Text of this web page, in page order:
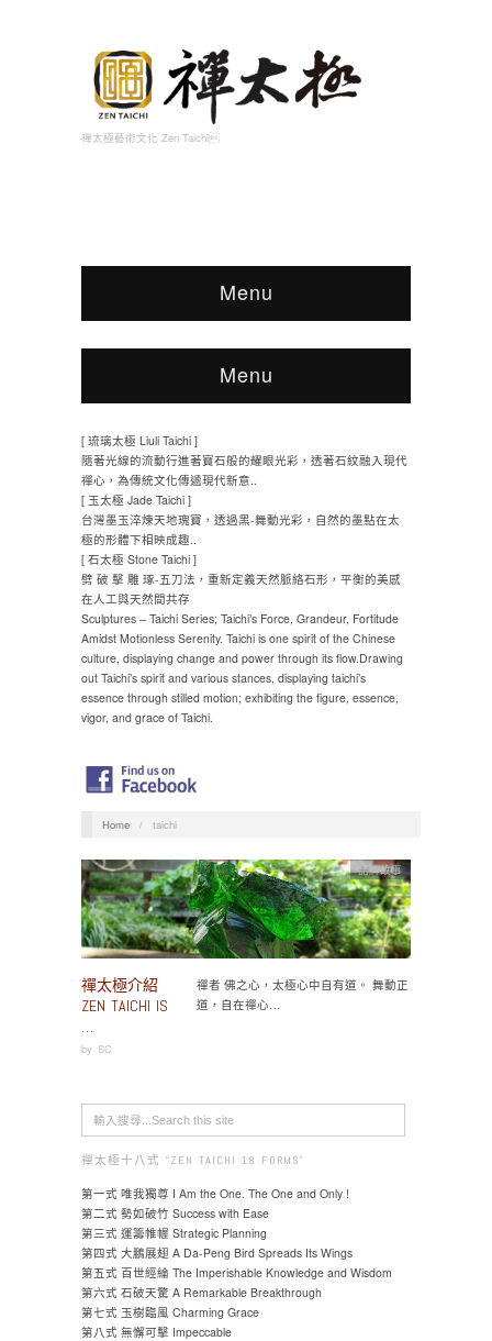
禪太極藝術文化 Zen Taichi
Menu
Menu
[ 琉璃太極 Liuli Taichi ]
隨著光線的流動行進著寶石般的耀眼光彩，透著石紋融入現代
禪心，為傳統文化傳遞現代新意..
[ 玉太極 Jade Taichi ]
台灣墨玉淬煉天地瑰寶，透過黑-舞動光彩，自然的墨點在太
極的形體下相映成趣..
[ 石太極 Stone Taichi ]
劈 破 擊 雕 琢-五刀法，重新定義天然脈絡石形，平衡的美感
在人工與天然間共存
Sculptures – Taichi Series; Taichi’s Force, Grandeur, Fortitude
Amidst Motionless Serenity. Taichi is one spirit of the Chinese
culture, displaying change and power through its flow.Drawing
out Taichi’s spirit and various stances, displaying taichi’s
essence through stilled motion; exhibiting the figure, essence,
vigor, and grace of Taichi.
Home / taichi
禪太極介紹
ZEN TAICHI IS
by SC
品牌故事
禪者 佛之心，太極心中自有道。 舞動正
道，自在禪心…
禪太極十八式 “ZEN TAICHI 18 FORMS"
第一式 唯我獨尊 I Am the One. The One and Only !
第二式 勢如破竹 Success with Ease
第三式 運籌帷幄 Strategic Planning
第四式 大鵬展翅 A Da-Peng Bird Spreads Its Wings
第五式 百世經綸 The Imperishable Knowledge and Wisdom
第六式 石破天驚 A Remarkable Breakthrough
第七式 玉樹臨風 Charming Grace
第八式 無懈可擊 Impeccable